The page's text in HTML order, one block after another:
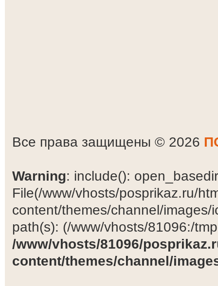
Все права защищены © 2026
Warning: include():
File(/www/vhosts/posprikaz.ru/
content/themes/channel/
path(s): (/www/vhosts/81096:/
/www/vhosts/81096/
content/themes/channel/